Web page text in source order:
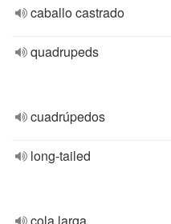
caballo castrado
quadrupeds
cuadrúpedos
long-tailed